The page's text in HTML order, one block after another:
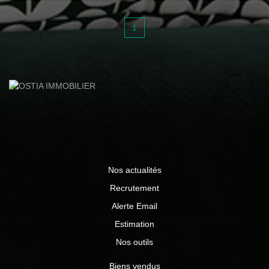
finition gratté RE 2020 Modèle personnalisable en surface
et aménagement intérieur (prix hors aménagement
extérieur et susceptible d'être modifié en fontion des
informations sur les risques auxquels ce bien est exposé
1
Nos actualités
Recrutement
Alerte Email
Estimation
Nos outils
Biens vendus